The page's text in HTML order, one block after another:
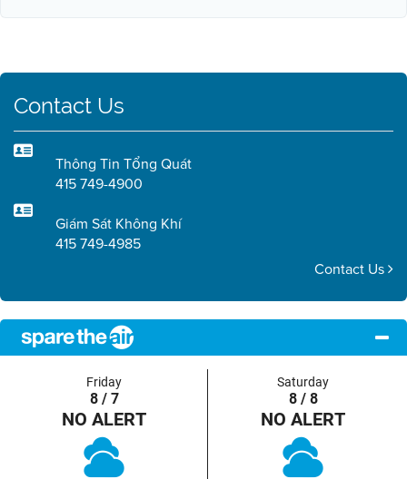
Contact Us
Thông Tin Tổng Quát
415 749-4900
Giám Sát Không Khí
415 749-4985
Contact Us
Friday
8 / 7
NO ALERT
Saturday
8 / 8
NO ALERT